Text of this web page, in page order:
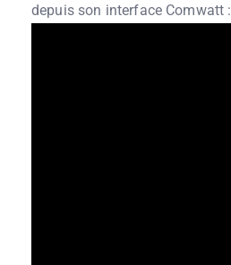
depuis son interface Comwatt :